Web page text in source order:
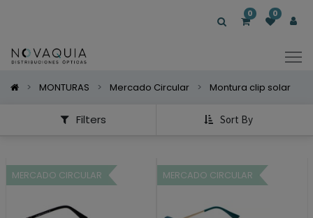
0 0
MONTURAS Mercado Circular Montura clip solar
Filters Sort By
Mostrar
MERCADO CIRCULAR MERCADO CIRCULAR